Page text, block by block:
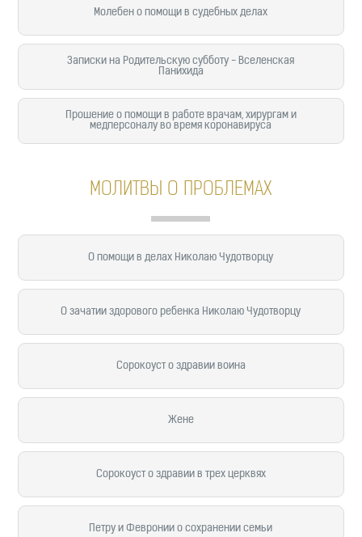
Молебен о помощи в судебных делах
Записки на Родительскую субботу - Вселенская
Панихида
Прошение о помощи в работе врачам, хирургам и
медперсоналу во время коронавируса
МОЛИТВЫ О ПРОБЛЕМАХ
О помощи в делах Николаю Чудотворцу
О зачатии здорового ребенка Николаю Чудотворцу
Сорокоуст о здравии воина
Жене
Сорокоуст о здравии в трех церквях
Петру и Февронии о сохранении семьи